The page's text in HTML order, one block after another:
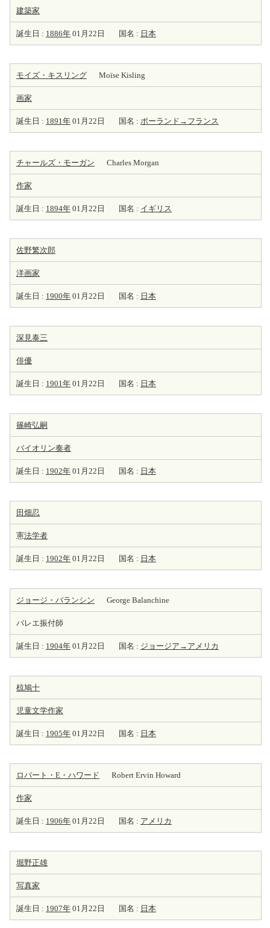
建築家
誕生日 : 1886年 01月22日 国名 : 日本
モイズ・キスリング Moïse Kisling
画家
誕生日 : 1891年 01月22日 国名 : ポーランド→フランス
チャールズ・モーガン Charles Morgan
作家
誕生日 : 1894年 01月22日 国名 : イギリス
佐野繁次郎
洋画家
誕生日 : 1900年 01月22日 国名 : 日本
深見泰三
俳優
誕生日 : 1901年 01月22日 国名 : 日本
篠崎弘嗣
バイオリン奏者
誕生日 : 1902年 01月22日 国名 : 日本
田畑忍
憲法学者
誕生日 : 1902年 01月22日 国名 : 日本
ジョージ・バランシン George Balanchine
バレエ振付師
誕生日 : 1904年 01月22日 国名 : ジョージア→アメリカ
椋鳩十
児童文学作家
誕生日 : 1905年 01月22日 国名 : 日本
ロバート・E・ハワード Robert Ervin Howard
作家
誕生日 : 1906年 01月22日 国名 : アメリカ
堀野正雄
写真家
誕生日 : 1907年 01月22日 国名 : 日本